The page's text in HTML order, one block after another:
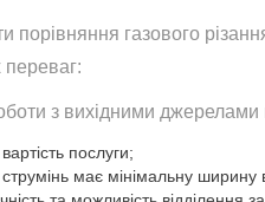
порівняння газового
переваг:
з вихідними джерелами
послуги;
має мінімальну ширину